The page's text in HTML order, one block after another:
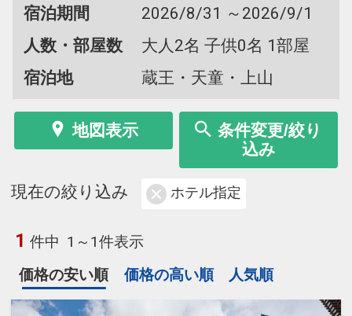
宿泊期間
2026/8/31 ～2026/9/1
人数・部屋数
大人2名 子供0名 1部屋
宿泊地
蔵王・天童・上山
地図表示
条件変更/絞り
込み
現在の絞り込み ホテル指定
1 件中 1～1件表示
価格の安い順
価格の高い順 人気順